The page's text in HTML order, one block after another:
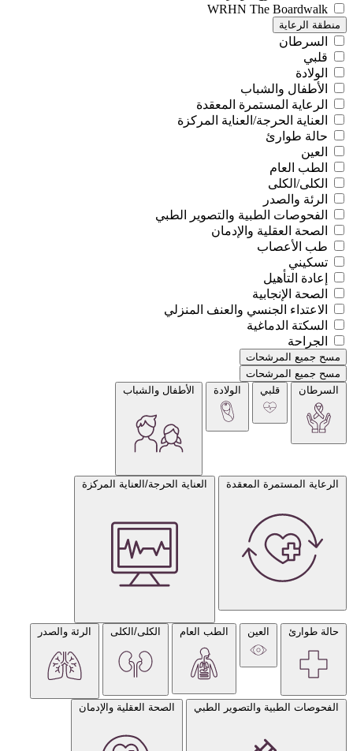
WRHN The Boardwalk
منطقة الرعاية
السرطان
قلبي
الولادة
الأطفال والشباب
الرعاية المستمرة المعقدة
العناية الحرجة/العناية المركزة
حالة طوارئ
العين
الطب العام
الكلى/الكلى
الرئة والصدر
الفحوصات الطبية والتصوير الطبي
الصحة العقلية والإدمان
طب الأعصاب
تسكيني
إعادة التأهيل
الصحة الإنجابية
الاعتداء الجنسي والعنف المنزلي
السكتة الدماغية
الجراحة
مسح جميع المرشحات
مسح جميع المرشحات
السرطان
قلبي الولادة الأطفال والشباب
الرعاية المستمرة المعقدة العناية الحرجة/العناية المركزة
حالة طوارئ العين الطب العام الكلى/الكلى الرئة والصدر
الفحوصات الطبية والتصوير الطبي الصحة العقلية والإدمان